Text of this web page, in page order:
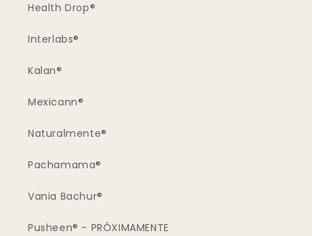
Health Drop®
Interlabs®
Kalan®
Mexicann®
Naturalmente®
Pachamama®
Vania Bachur®
Pusheen® - PRÓXIMAMENTE